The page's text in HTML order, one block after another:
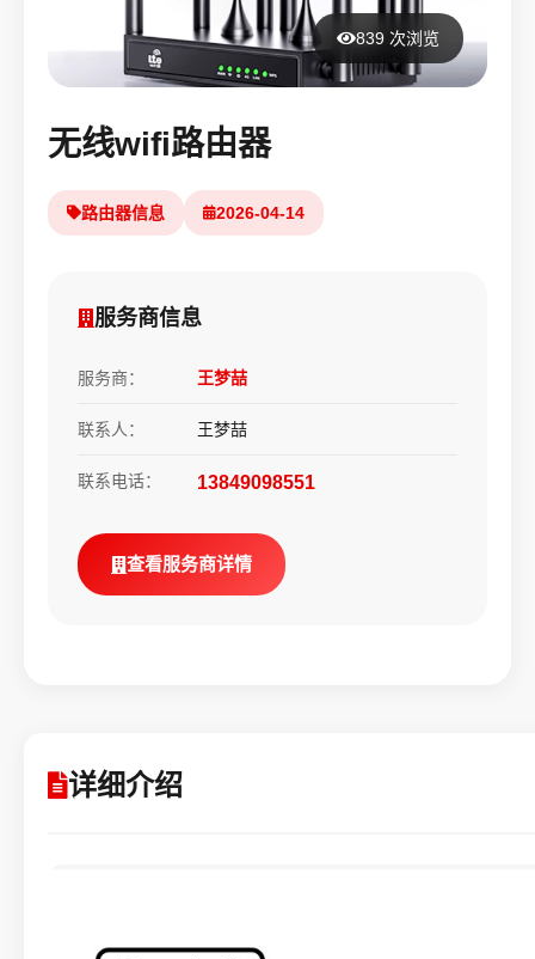
839 次浏览
无线wifi路由器
路由器信息 2026-04-14
服务商信息
服务商： 王梦喆
联系人： 王梦喆
联系电话： 13849098551
查看服务商详情
详细介绍